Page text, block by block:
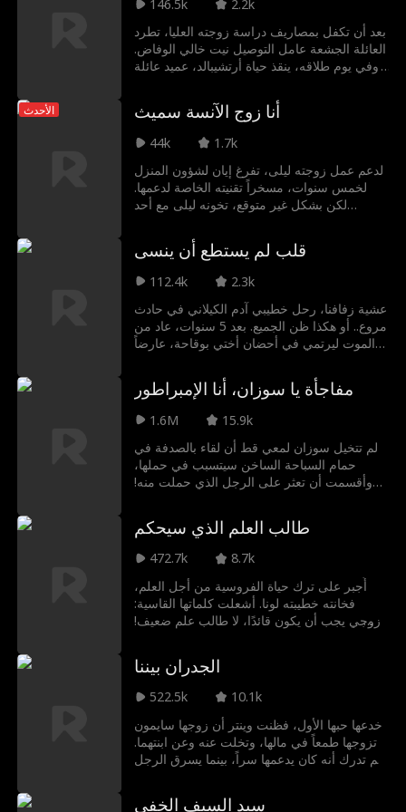
الطلاق من النجمة الصاعدة! وبهذا الوقت عندما
تدرك زوجته ما خسرته فعلًا، يكون قد فات الأوان
146.5k
2.2k
بعد أن تكفل بمصاريف دراسة زوجته العليا، تطرد
العائلة الجشعة عامل التوصيل نيت خالي الوفاض.
وفي يوم طلاقه، ينقذ حياة أرتشيبالد، عميد عائلة
عليه حفيدته، الوريثة الباردة إيفلين، عقد زواج
مدته عام. وحين تعلم طليقته، تدفعها الغيرة
للتحالف مع شاب ثري ومدلل لتدميره. لكن نيت
يتوقف عن التساهل، وبفضل مهارته وعزيمته،
يتصدى لهما ويبني عمله الخاص من الصفر. ومع
مضي فترة العقد، تبدأ رابطة حقيقية في التشكل
بينهما...
الأحدث أنا زوج الآنسة سميث
44k
1.7k
لدعم عمل زوجته ليلى، تفرغ إيان لشؤون المنزل
لخمس سنوات، مسخراً تقنيته الخاصة لدعمها.
لكن بشكل غير متوقع، تخونه ليلى مع أحد
الحقيقية، ويرفع دعوى طلاق بهدوء ليسترد
ممتلكاته. وبدون دعمه، تنهار شركة ليلى ويتخلى
عنها حلفاؤها، بينما يمضي إيان تاركاً الماضي،
ويستأنف مسيرته المهنية ليبني حياة جديدة مع
قلب لم يستطع أن ينسى
112.4k
2.3k
عشية زفافنا، رحل خطيبي آدم الكيلاني في حادث
مروع.. أو هكذا ظن الجميع. بعد 5 سنوات، عاد من
الموت ليرتمي في أحضان أختي بوقاحة، عارضاً
المزعوم. لكن آدم غرق في غروره؛ فليلة الحادث
كشفت لي حقيقته بفيديو صادم، والآن أنا لست
الفتاة المحطمة التي يتخيلها. أنا زوجة عمه "سليم
الكيلاني"، القوة الحقيقية للعائلة، وأمّ لابنته. لقد
أخطأت في الحسابات يا آدم، فمن تظنها ضحية،
مفاجأة يا سوزان، أنا الإمبراطور
1.6M
15.9k
لم تتخيل سوزان لمعي قط أن لقاء بالصدفة في
حمام السباحة الساخن سيتسبب في حملها،
وأقسمت أن تعثر على الرجل الذي حملت منه!
الأجمل في مدينة المستقبل، تبحث عن زوج في
أرجاء المدينة لتستعيد شركة والدتها. وما لم يكن
في الحسبان، أن يسرا ابنتها عثرت على والدها
البيولوجي، خالد رشوان في الريف! اتضح أن
الرجل الذي قابلته قبل خمس سنوات كان مزارعًا
في الريف، فقررت أن تجعله زوجها، لكن بعد
الزواج، اكتشفت أن ذلك المزارع من الريف هو
طالب العلم الذي سيحكم
472.7k
8.7k
أُجبر على ترك حياة الفروسية من أجل العلم،
فخانته خطيبته لونا. أشعلت كلماتها القاسية:
زوجي يجب أن يكون قائدًا، لا طالب علم ضعيف!
يهجر العلم وينهض من رماده ليغزو البلاد ويستعيد
قدره كقائد أسطوري. فلا أحد يمكنه إيقاف رجل
كُتب له أن يحكم.
الجدران بيننا
522.5k
10.1k
خدعها حبها الأول، فظنت وينتر أن زوجها سايمون
تزوجها طمعاً في مالها، وتخلت عنه وعن ابنتهما.
لم تدرك أنه كان يدعمها سراً، بينما يسرق الرجل
الحقيقة، يرحل سايمون، وتختار ابنتهما أماً أخرى،
سيد السيف الخفي